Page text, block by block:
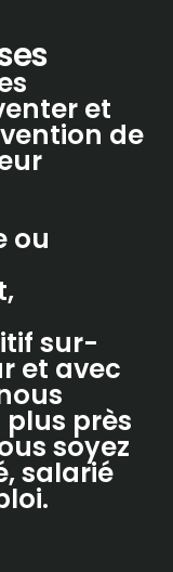
et
de
ou
sur-
et avec
près
soyez
salarié